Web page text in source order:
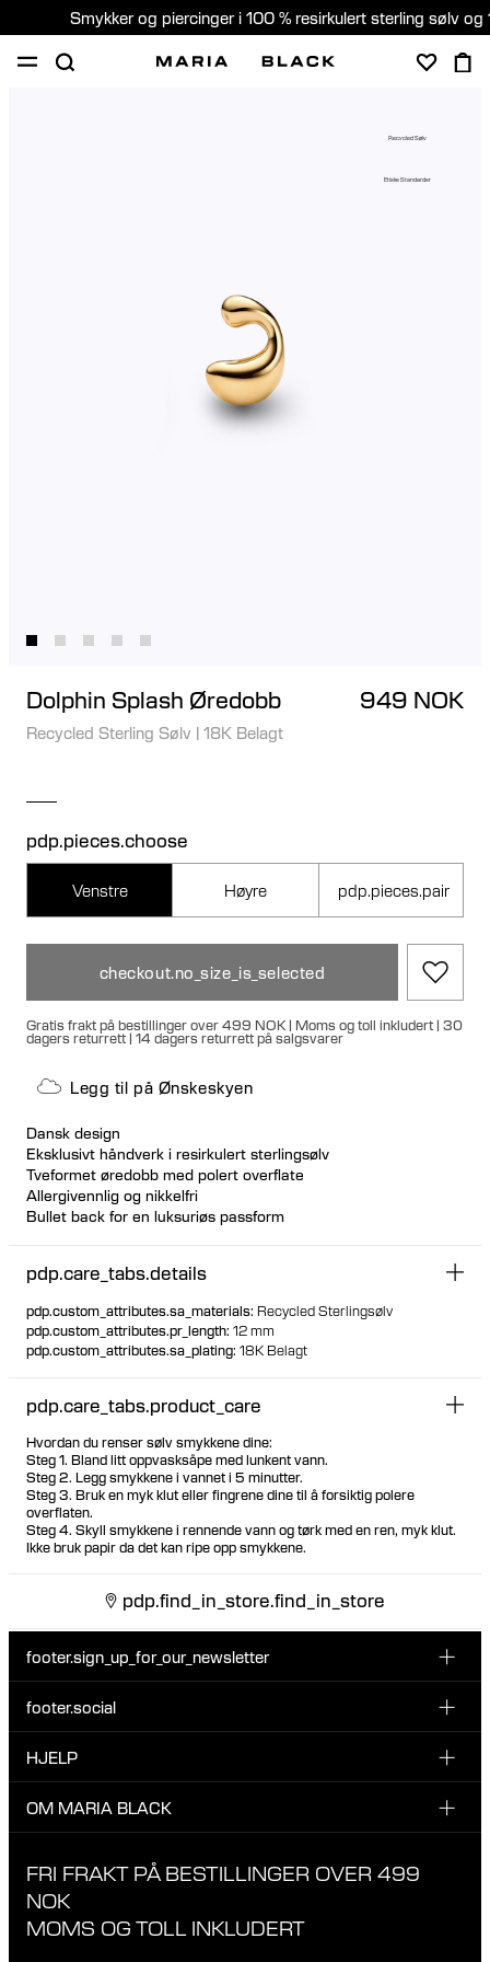
Smykker og piercinger i 100 % resirkulert sterling sølv og
Recycled Sølv
Etiske Standarder
Dolphin Splash Øredobb 949 NOK
Recycled Sterling Sølv | 18K Belagt
pdp.pieces.choose
Venstre Høyre pdp.pieces.pair
checkout.no_size_is_selected
Gratis frakt på bestillinger over 499 NOK | Moms og toll inkludert | 30
dagers returrett | 14 dagers returrett på salgsvarer
Legg til på Ønskeskyen
Dansk design
Eksklusivt håndverk i resirkulert sterlingsølv
Tveformet øredobb med polert overflate
Allergivennlig og nikkelfri
Bullet back for en luksuriøs passform
Simpelt og hulformet design
pdp.care_tabs.details
pdp.custom_attributes.sa_materials: Recycled Sterlingsølv
pdp.custom_attributes.pr_length: 12 mm
pdp.custom_attributes.sa_plating: 18K Belagt
pdp.care_tabs.product_care
Hvordan du renser sølv smykkene dine:
Steg 1. Bland litt oppvasksåpe med lunkent vann.
Steg 2. Legg smykkene i vannet i 5 minutter.
Steg 3. Bruk en myk klut eller fingrene dine til å forsiktig polere
overflaten.
Steg 4. Skyll smykkene i rennende vann og tørk med en ren, myk klut.
Ikke bruk papir da det kan ripe opp smykkene.
pdp.find_in_store.find_in_store
footer.sign_up_for_our_newsletter
Registrer deg for vårt nyhetsbrev og bli den første som blir
nyheter fra Maria Black.
footer.social
INSTAGRAM
TIKTOK
HJELP
KUNDESERVICE & KONTAKT
LEVERING
RETNINGSLINJER FOR PERSONVERN
OM MARIA BLACK
ANSVAR & MATERIALER
BUTIKKER
FRI FRAKT PÅ BESTILLINGER OVER 499
NOK
MOMS OG TOLL INKLUDERT